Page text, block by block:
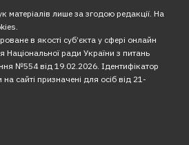
матеріалів лише за згодою редакції. На
в якості суб’єкта у сфері онлайн
Національної ради України з питань
№554 від 19.02.2026. Ідентифікатор
сайті призначені для осіб від 21-